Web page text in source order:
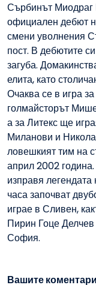
Сърбинът
официален дебют
смени уволнения
пост. В дебютите
загуба.
елита, като
Очаква се в игра
голмайсторът
а за Литекс ще
Миланови и
ловешкият тим на
април 2002
изправя
часа започват
играе в Сливен,
Пирин Гоце
София.
Вашите коментари